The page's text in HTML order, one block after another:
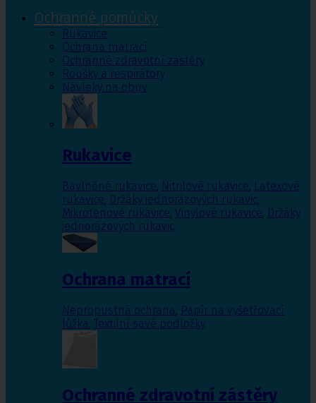
Ochranné pomůcky
Rukavice
Ochrana matrací
Ochranné zdravotní zástěry
Roušky a respirátory
Návleky na obuv
Rukavice
Bavlněné rukavice, Nitrilové rukavice, Latexové
rukavice, Držáky jednorázových rukavic,
Mikrotenové rukavice, Vinylové rukavice, Držáky
jednorázových rukavic
Ochrana matrací
Nepropustná ochrana, Papír na vyšetřovací
lůžka, Textilní savé podložky
Ochranné zdravotní zástěry